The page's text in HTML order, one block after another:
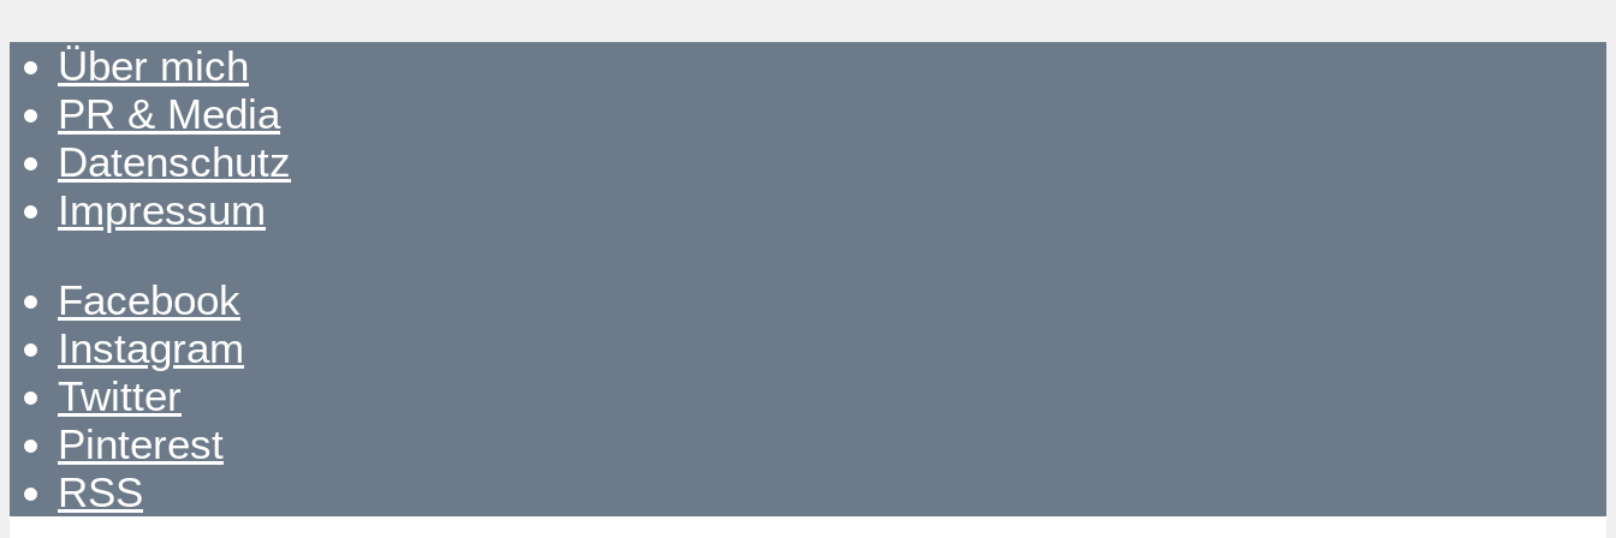
Über mich
PR & Media
Datenschutz
Impressum
Facebook
Instagram
Twitter
Pinterest
RSS